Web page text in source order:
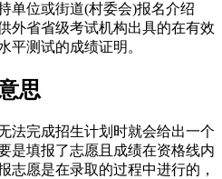
单位或街道(村委会)报名介绍
外省省级考试机构出具的在有效
平测试的成绩证明。
思
法完成招生计划时就会给出一个
是填报了志愿且成绩在资格线内
志愿是在录取的过程中进行的，